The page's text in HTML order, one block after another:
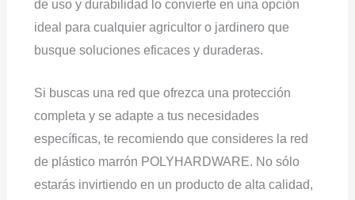
de uso y durabilidad lo convierte en una opción
ideal para cualquier agricultor o jardinero que
busque soluciones eficaces y duraderas.
Si buscas una red que ofrezca una protección
completa y se adapte a tus necesidades
específicas, te recomiendo que consideres la red
de plástico marrón POLYHARDWARE. No sólo
estarás invirtiendo en un producto de alta calidad,